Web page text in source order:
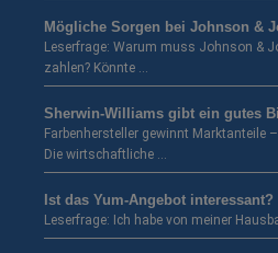
Mögliche Sorgen bei Johnson &
Leserfrage: Warum muss Johnson &
zahlen? Könnte …
Sherwin-Williams gibt ein gutes
Farbenhersteller gewinnt Marktanteile
Die wirtschaftliche …
Ist das Yum-Angebot interessant?
Leserfrage: Ich habe von meiner